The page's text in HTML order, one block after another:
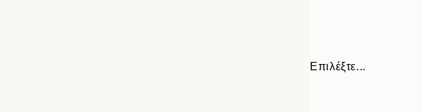
Επιλέξτε...